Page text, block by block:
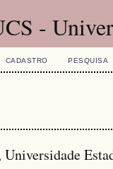
-
CADASTRO PESQUISA
Universidade